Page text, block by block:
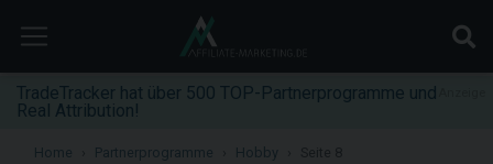
TradeTracker hat über 500 TOP-Partnerprogramme und
Real Attribution!
Home Partnerprogramme Hobby